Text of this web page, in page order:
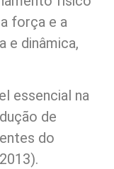
força e a
e dinâmica,
essencial na
de
do